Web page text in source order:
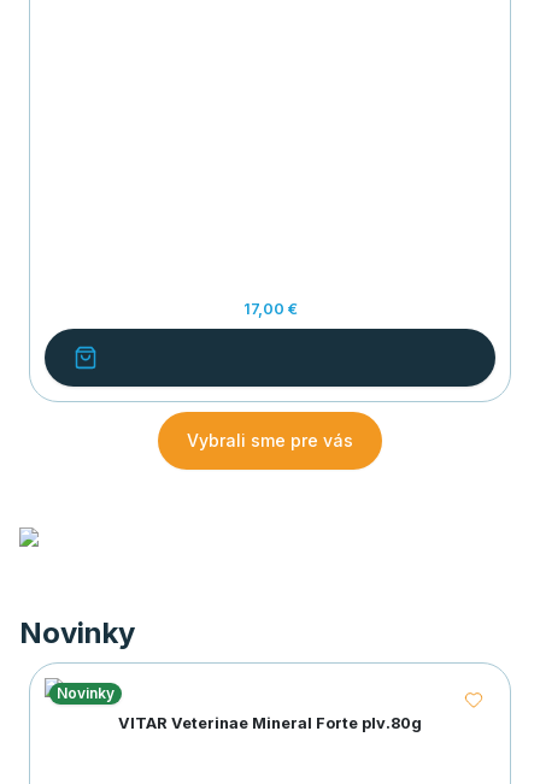
Novinky
Novinky
VITAR Veterinae Mineral Forte plv.80g
17,00 €
Vybrali sme pre vás